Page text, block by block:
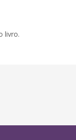
livro.